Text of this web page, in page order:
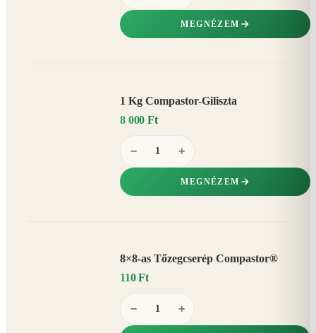
MEGNÉZEM
1 Kg Compastor-Giliszta
8 000 Ft
− +
MEGNÉZEM
8×8-as Tőzegcserép Compastor®
110 Ft
− +